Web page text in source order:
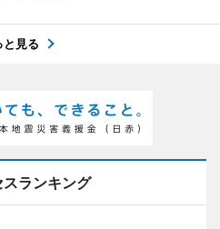
と見る
スランキング